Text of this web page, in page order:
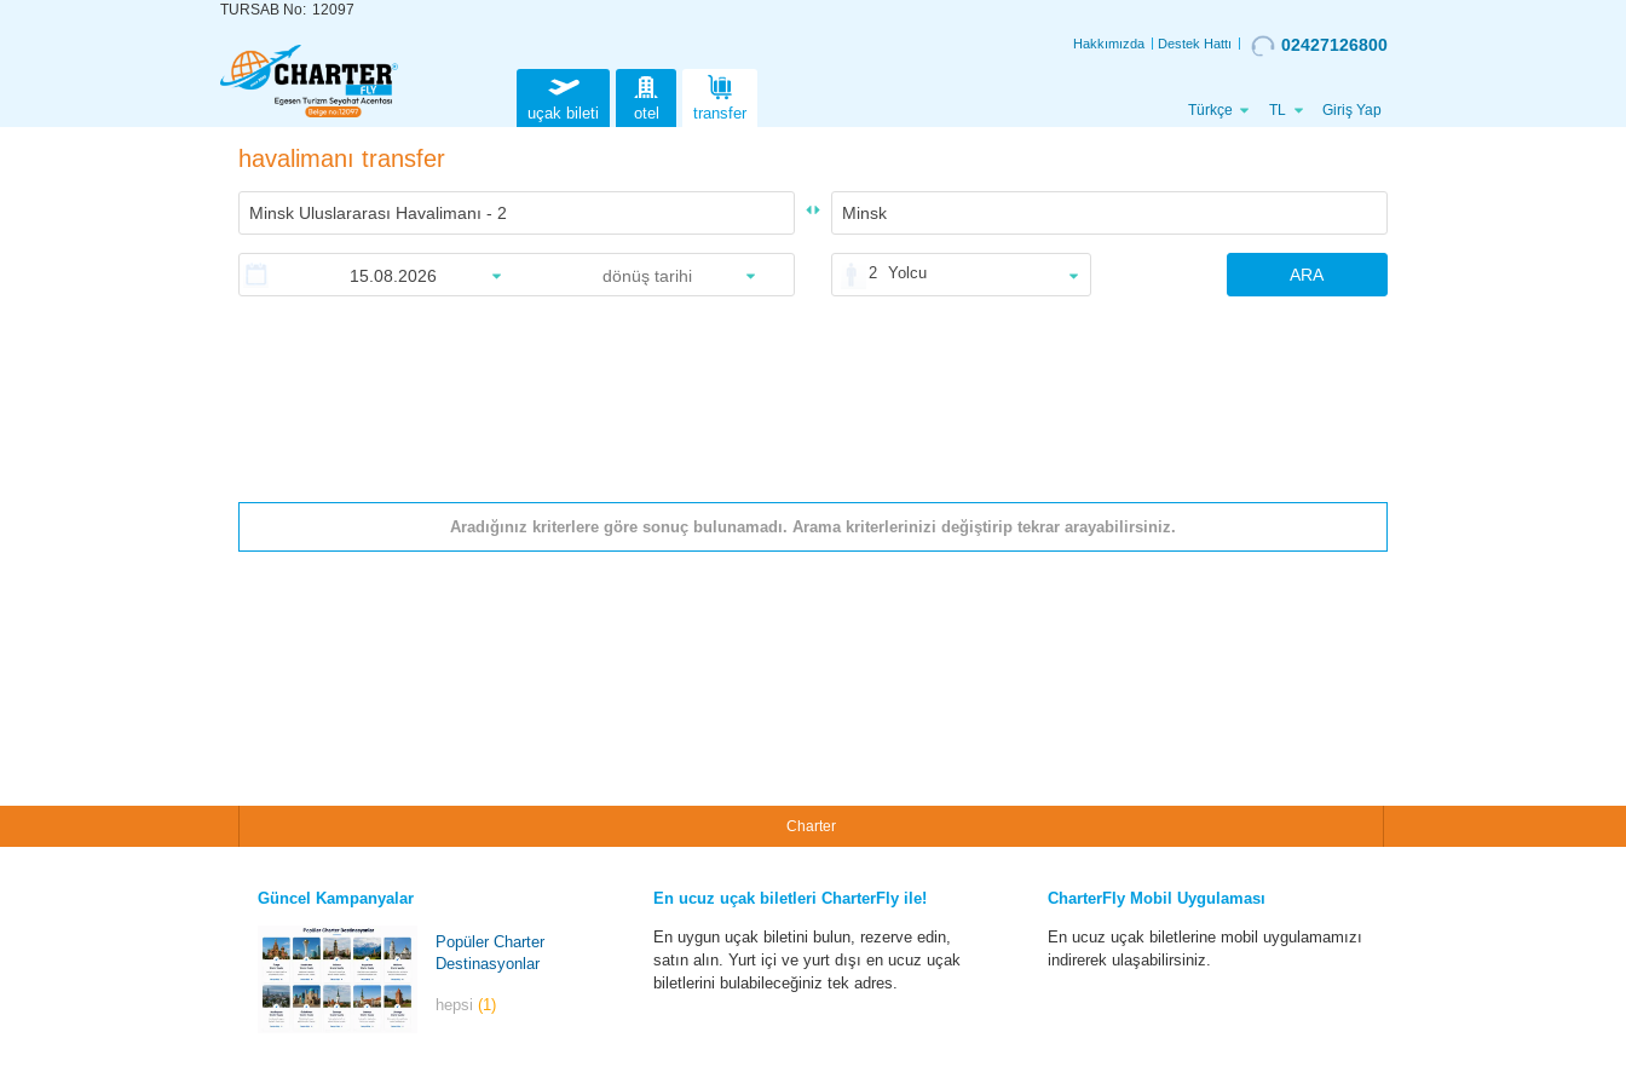
TURSAB No: 12097
Hakkımızda Destek Hattı 02427126800
uçak bileti otel transfer Türkçe TL Giriş Yap
havalimanı transfer
2 Yolcu ARA
Aradığınız kriterlere göre sonuç bulunamadı. Arama kriterlerinizi değiştirip tekrar arayabilirsiniz.
Charter
Güncel Kampanyalar
Popüler Charter
Destinasyonlar
hepsi(1)
En ucuz uçak biletleri CharterFly ile!
En uygun uçak biletini bulun, rezerve edin,
satın alın. Yurt içi ve yurt dışı en ucuz uçak
biletlerini bulabileceğiniz tek adres.
CharterFly Mobil Uygulaması
En ucuz uçak biletlerine mobil uygulamamızı
indirerek ulaşabilirsiniz.